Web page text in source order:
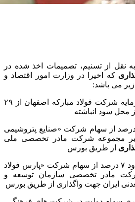
نقل از تسنیم، تصمیمات اخذ شده در
که اخیرا در وزارت امور اقتصاد و
می باشد:
۱- موافقت با افزایش سرمایه شرکت فولاد مبارکه اصفهان از ۲۹
مواقت با واگذاری ۱۲ درصد از سهام شرکت «صنایع پتروشیمی
مجموعه شرکت مادر تخصصی ملی
از طریق بورس
۳- موافقت با واگذاری حدود ۷ درصد از سهام شرکت «پارس فولاد
مادر تخصصی سازمان توسعه و
ایران جهت واگذاری از طریق بورس